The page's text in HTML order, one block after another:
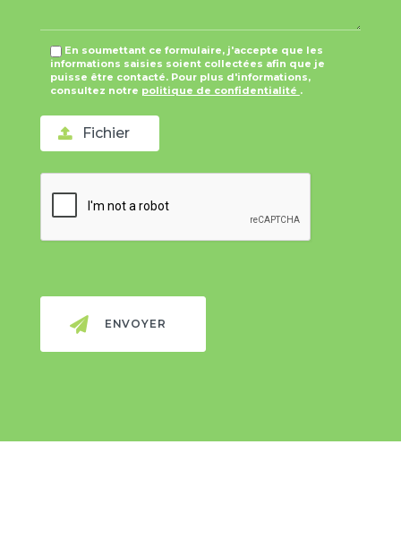
En soumettant ce formulaire, j'accepte que les
informations saisies soient collectées afin que je
puisse être contacté. Pour plus d'informations,
consultez notre politique de confidentialité .